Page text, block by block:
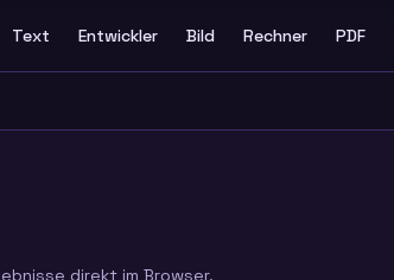
Text Entwickler Bild Rechner PDF
direkt im Browser.